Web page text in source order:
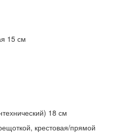
15 см
18 см
крестовая/прямой